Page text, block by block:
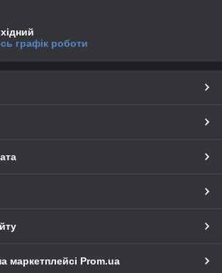
графік роботи
маркетплейсі Prom.ua